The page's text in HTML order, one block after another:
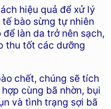
hiệu quả để xử lý
bào sừng tự nhiên
làn da trở nên sạch,
thu tốt các dưỡng
chết, chúng sẽ tích
cùng bã nhờn, bụi
và tình trạng sợi bã